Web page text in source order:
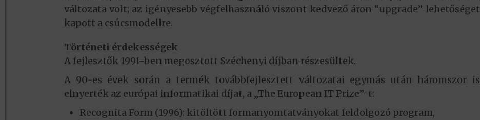
változata volt; az igényesebb végfelhasználó viszont kedvező áron “upgrade” lehetőséget
kapott a csúcsmodellre.
Történeti érdekességek
A fejlesztők 1991-ben megosztott Széchenyi díjban részesültek.
A 90-es évek során a termék továbbfejlesztett változatai egymás után háromszor is
elnyerték az európai informatikai díjat, a „The European IT Prize”-t:
Recognita Form (1996): kitöltött formanyomtatványokat feldolgozó program,